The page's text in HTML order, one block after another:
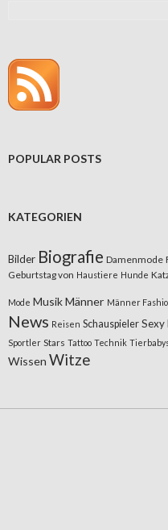
POPULAR POSTS
KATEGORIEN
Bilder Biografie Damenmode
Geburtstag von Haustiere Hunde
Mode MusikMänner Männer
News Reisen Schauspieler Sexy
Sportler Stars Tattoo Technik
Wissen Witze